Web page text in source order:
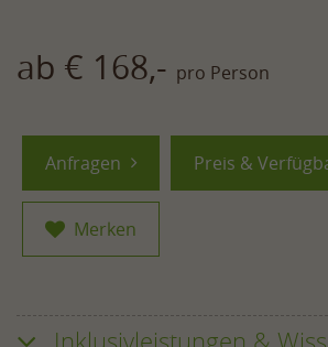
ab € 168,- pro Person
Anfragen Preis &
Merken
Inklusivleistungen &